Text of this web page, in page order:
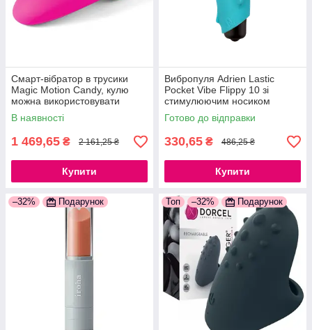
Смарт-вібратор в трусики
Magic Motion Candy, кулю
можна використовувати
окремо 777Store.com.ua
В наявності
1 469,65 ₴ 2 161,25 ₴
Купити
Вибропуля Adrien Lastic
Pocket Vibe Flippy 10 зі
стимулюючим носиком
777Store.com.ua
Готово до відправки
330,65 ₴ 486,25 ₴
Купити
–32% Подарунок Топ –32% Подарунок